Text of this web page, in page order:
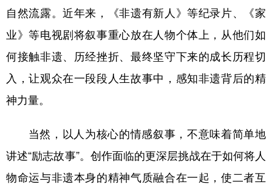
自然流露。近年来，《非遗有新人》等纪录片、《家
业》等电视剧将叙事重心放在人物个体上，从他们如
何接触非遗、历经挫折、最终坚守下来的成长历程切
入，让观众在一段段人生故事中，感知非遗背后的精
神力量。
当然，以人为核心的情感叙事，不意味着简单地
讲述“励志故事”。创作面临的更深层挑战在于如何将人
物命运与非遗本身的精神气质融合在一起，使二者互